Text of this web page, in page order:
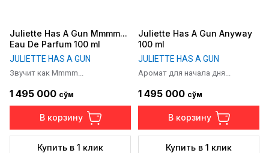
Juliette Has A Gun Mmmm...
Eau De Parfum 100 ml
JULIETTE HAS A GUN
Звучит как Mmmm...
1 495 000 сўм
В корзину
Купить в 1 клик
Juliette Has A Gun Anyway
100 ml
JULIETTE HAS A GUN
Аромат для начала дня...
1 495 000 сўм
В корзину
Купить в 1 клик